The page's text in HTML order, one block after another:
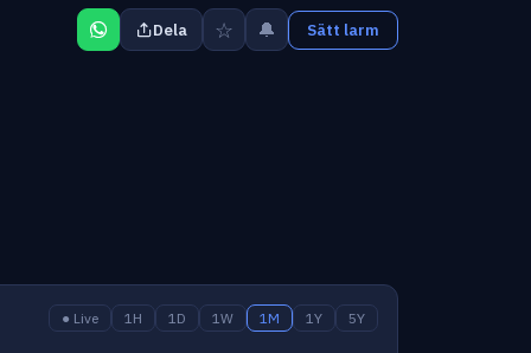
Dela ☆ 🔔 Sätt larm
● Live 1H 1D 1W 1M 1Y 5Y